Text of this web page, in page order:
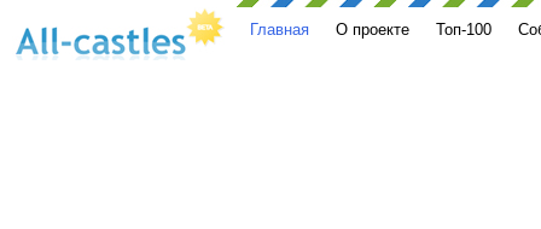
Главная О проекте Топ-100